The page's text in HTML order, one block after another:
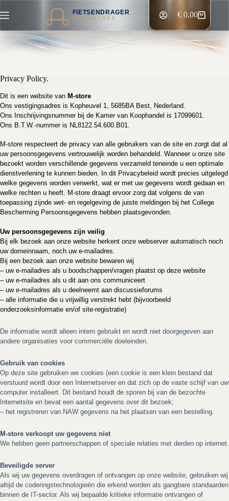
naar
inhoud
FIETSENDRAGER
MEGASTORE Winkelwagen
€0,00
Privacy Policy.
Dit is een website van M-store
Ons vestigingsadres is Kopheuvel 1, 5685BA Best, Nederland.
Ons Inschrijvingsnummer bij de Kamer van Koophandel is 17099601.
Ons B.T.W.-nummer is NL8122.54.600.B01.
M-store respecteert de privacy van alle gebruikers van de site en zorgt dat al
uw persoonsgegevens vertrouwelijk worden behandeld. Wanneer u onze site
bezoekt worden verschillende gegevens verzameld teneinde u een optimale
dienstverlening te kunnen bieden. In dit Privacybeleid wordt precies uitgelegd
welke gegevens worden verwerkt, wat er met uw gegevens wordt gedaan en
welke rechten u heeft. M-store draagt ervoor zorg dat volgens de van
toepassing zijnde wet- en regelgeving de juiste meldingen bij het College
Bescherming Persoonsgegevens hebben plaatsgevonden.
Uw persoonsgegevens zijn veilig
Bij elk bezoek aan onze website herkent onze webserver automatisch noch
uw domeinnaam, noch uw e-mailadres.
Bij een bezoek aan onze website bewaren wij
– uw e-mailadres als u boodschappen/vragen plaatst op deze website
– uw e-mailadres als u dit aan ons communiceert
– uw e-mailadres als u deelneemt aan discussieforums
– alle informatie die u vrijwillig verstrekt hebt (bijvoorbeeld
onderzoeksinformatie en/of site-registratie)
De informatie wordt alleen intern gebruikt en wordt niet doorgegeven aan
andere organisaties voor commerciële doeleinden.
Gebruik van cookies
Op deze site gebruiken we cookies (een cookie is een klein bestand dat
verstuurd wordt door een Internetserver en dat zich op de vaste schijf van uw
computer installeert. Dit bestand houdt de sporen bij van de bezochte
Internetsite en bevat een aantal gegevens over dit bezoek;
– het registreren van NAW gegevens na het plaatsen van een bestelling.
M-store verkoopt uw gegevens niet
We hebben geen partnerschappen of speciale relaties met derden op internet.
Beveiligde server
Als wij uw gegevens overdragen of ontvangen op onze website, gebruiken wij
altijd de coderingstechnologieën die erkend worden als gangbare standaarden
binnen de IT-sector. Als wij bepaalde kritieke informatie ontvangen of